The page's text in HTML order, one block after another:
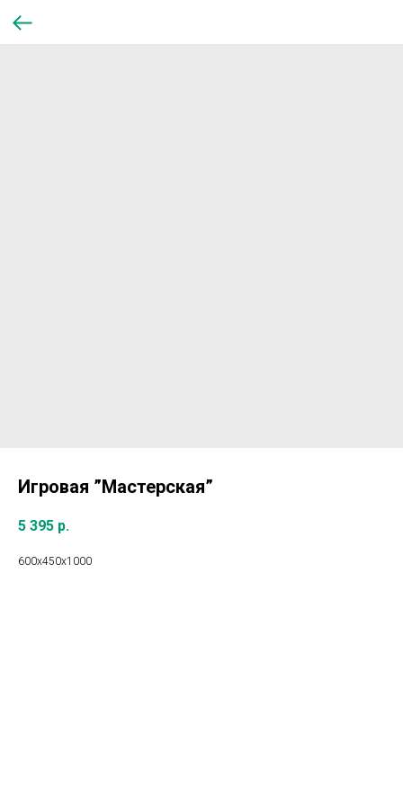
Игровая ”Мастерская”
5 395 р.
600х450х1000